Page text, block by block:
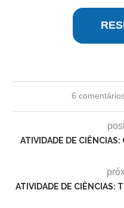
6
ATIVIDADE DE
ATIVIDADE DE CIÊNCIAS: